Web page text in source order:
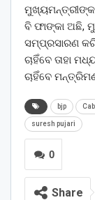
ମୁଖ୍ୟମନ୍ତ୍ରୀଙ୍କ
ବି ଫାଙ୍କା ଅଛି,
ସମ୍ପ୍ରସାରଣ
ଚାହିଁବେ ତାହା
ଚାହିଁବେ
bjp
suresh pujari
0
Share